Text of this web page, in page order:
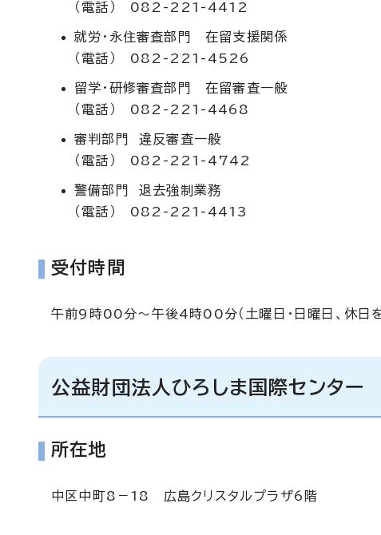
（電話） 082-221-4412
就労・永住審査部門 在留支援関係
（電話） 082-221-4526
留学・研修審査部門 在留審査一般
（電話） 082-221-4468
審判部門 違反審査一般
（電話） 082-221-4742
警備部門 退去強制業務
（電話） 082-221-4413
受付時間
午前9時00分～午後4時00分（土曜日・日曜日、休日を
公益財団法人ひろしま国際センター
所在地
中区中町8－18 広島クリスタルプラザ6階